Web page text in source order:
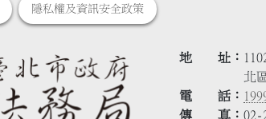
隱私權及資訊安全政策
地 址
北
電 話
傳 真
02-